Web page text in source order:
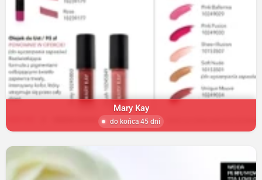
Mary Kay
do końca 45 dni